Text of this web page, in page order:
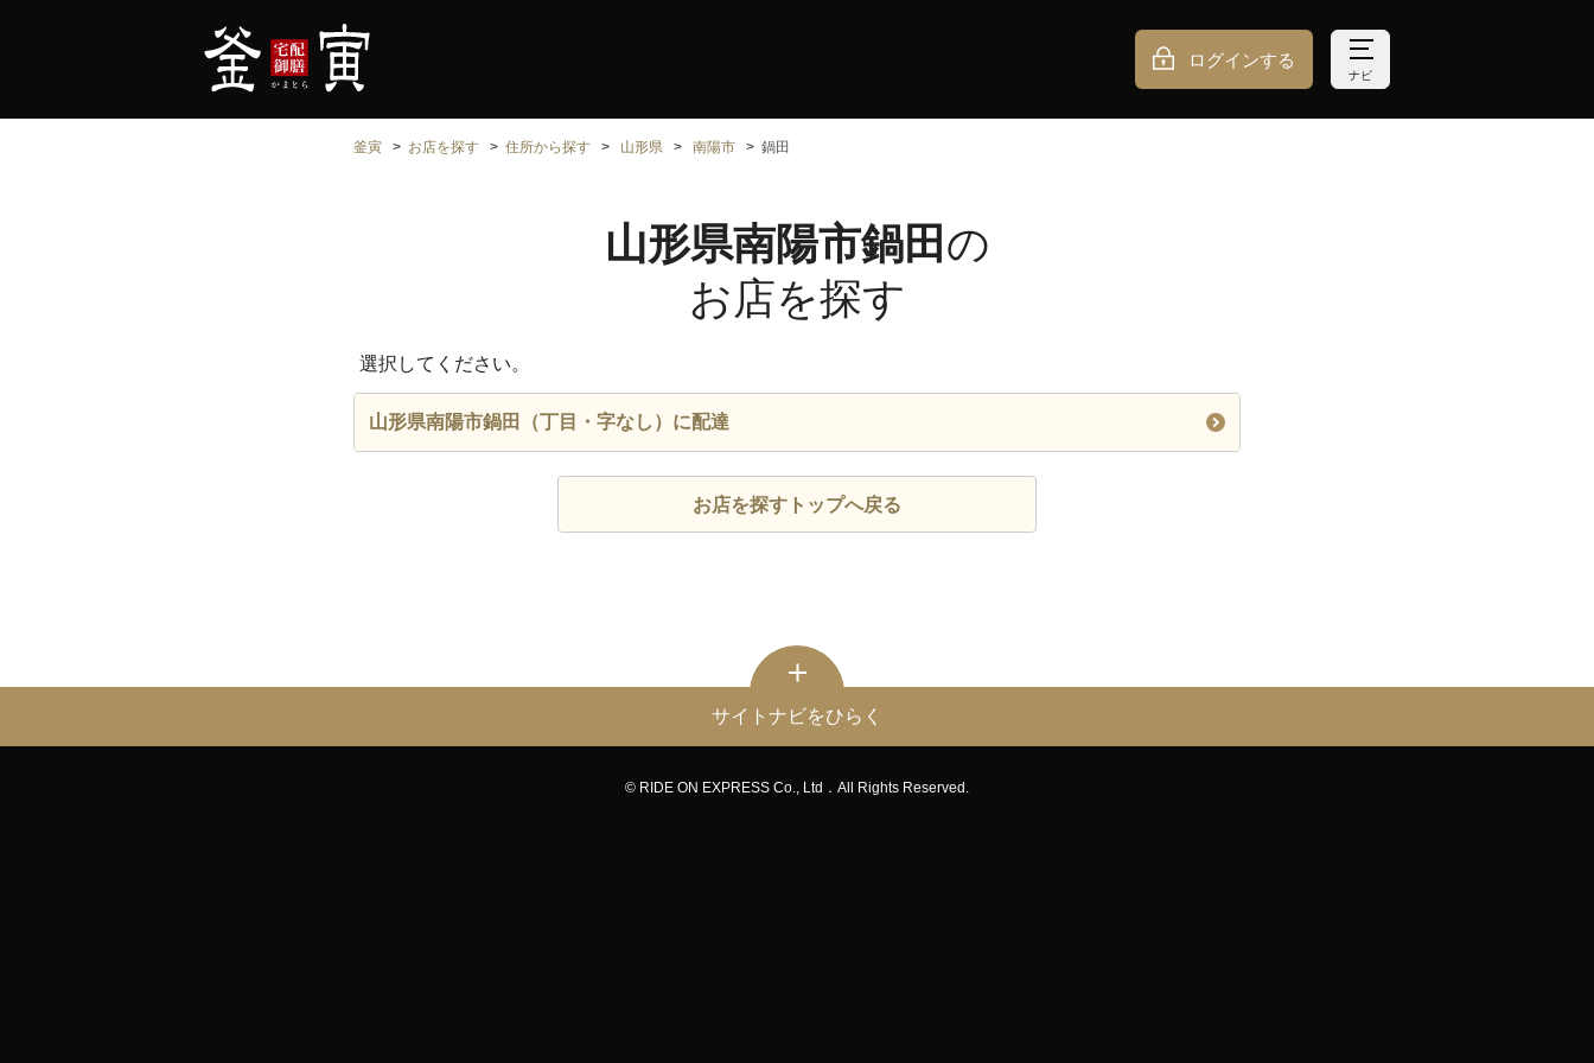
ログインする
ナビ
釜寅 お店を探す 住所から探す 山形県 南陽市 鍋田
山形県南陽市鍋田 の
お店を探す
選択してください。
山形県南陽市鍋田（丁目・字なし）に配達
お店を探すトップへ戻る
サイトナビをひらく
© RIDE ON EXPRESS Co., Ltd．All Rights Reserved.